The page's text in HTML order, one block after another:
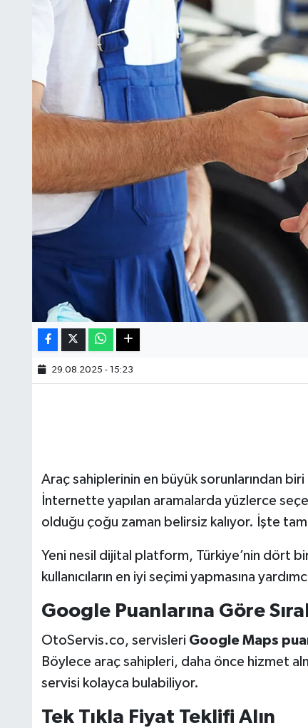
29.08.2025 - 15:23
Araç sahiplerinin en büyük sorunlarından
İnternette yapılan aramalarda yüzlerce
olduğu çoğu zaman belirsiz kalıyor. İşte
Yeni nesil dijital platform, Türkiye’nin dört
kullanıcıların en iyi seçimi yapmasına
Google Puanlarına Göre
OtoServis.co, servisleri Google Maps
Böylece araç sahipleri, daha önce hizmet
servisi kolayca bulabiliyor.
Tek Tıkla Fiyat Teklifi Alın